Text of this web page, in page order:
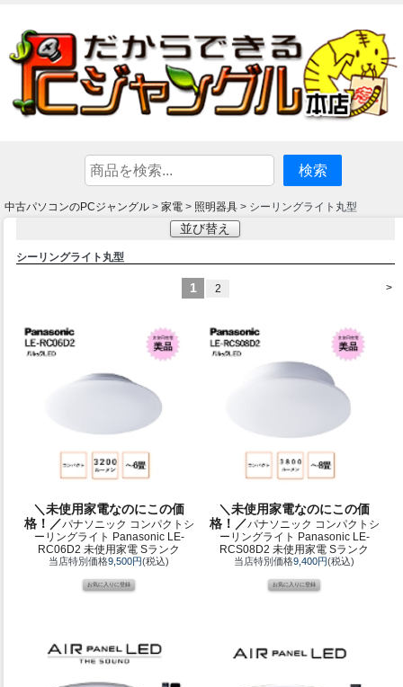
中古パソコンのPCジャングル > 家電 > 照明器具 > シーリングライト丸型
並び替え
シーリングライト丸型
>
1 2
＼未使用家電なのにこの価
格！／パナソニック コンパクトシ
ーリングライト Panasonic LE-
RC06D2 未使用家電 Sランク
当店特別価格9,500円(税込)
＼未使用家電なのにこの価
格！／パナソニック コンパクトシ
ーリングライト Panasonic LE-
RCS08D2 未使用家電 Sランク
当店特別価格9,400円(税込)